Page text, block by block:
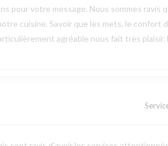
pour votre message. Nous sommes
cuisine. Savoir que les mets, le
agréable nous fait très plaisir.